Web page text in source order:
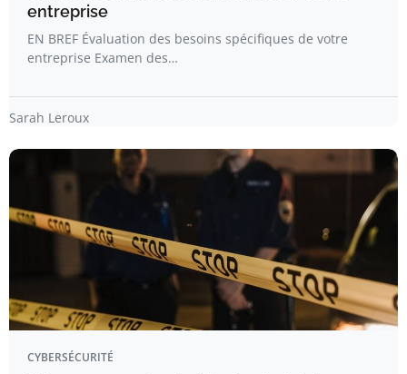
entreprise
EN BREF Évaluation des besoins spécifiques de votre
entreprise Examen des…
Sarah Leroux
CYBERSÉCURITÉ